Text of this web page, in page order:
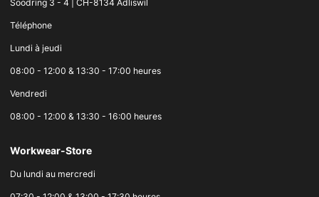
Soodring 3 - 4 | CH-8134 Adliswil
Téléphone
Lundi à jeudi
08:00 - 12:00 & 13:30 - 17:00 heures
Vendredi
08:00 - 12:00 & 13:30 - 16:00 heures
Workwear-Store
Du lundi au mercredi